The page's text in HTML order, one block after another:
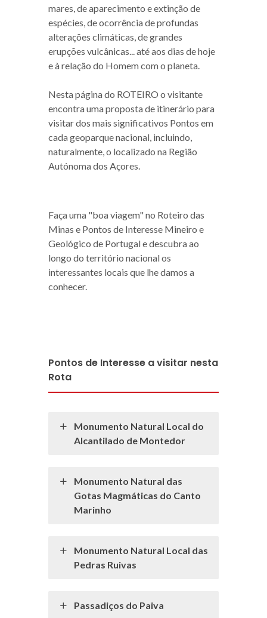
mares, de aparecimento e extinção de
espécies, de ocorrência de profundas
alterações climáticas, de grandes
erupções vulcânicas... até aos dias de hoje
e à relação do Homem com o planeta.
Nesta página do ROTEIRO o visitante
encontra uma proposta de itinerário para
visitar dos mais significativos Pontos em
cada geoparque nacional, incluindo,
naturalmente, o localizado na Região
Autónoma dos Açores.
Faça uma "boa viagem" no Roteiro das
Minas e Pontos de Interesse Mineiro e
Geológico de Portugal e descubra ao
longo do território nacional os
interessantes locais que lhe damos a
conhecer.
Pontos de Interesse a visitar nesta
Rota
Monumento Natural Local do
Alcantilado de Montedor
Monumento Natural das
Gotas Magmáticas do Canto
Marinho
Monumento Natural Local das
Pedras Ruivas
Passadiços do Paiva